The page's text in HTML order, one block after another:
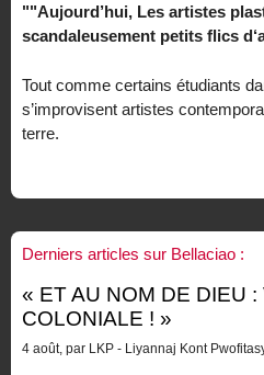
""Aujourd’hui, Les artistes
scandaleusement petits flics
Tout comme certains étudiants
s’improvisent artistes
terre.
Derniers articles sur Bellaciao :
« ET AU NOM DE DIEU :
COLONIALE ! »
4 août, par LKP - Liyannaj Kont